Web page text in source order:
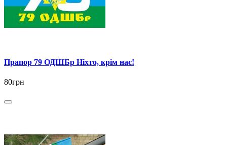
Прапор 79 ОДШБр Ніхто, крім нас!
80грн